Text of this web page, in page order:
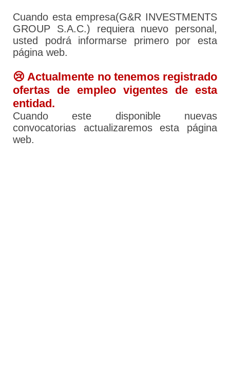
Cuando esta empresa(G&R INVESTMENTS
GROUP S.A.C.) requiera nuevo personal,
usted podrá informarse primero por esta
página web.
😢 Actualmente no tenemos registrado
ofertas de empleo vigentes de esta
entidad.
Cuando este disponible nuevas
convocatorias actualizaremos esta página
web.